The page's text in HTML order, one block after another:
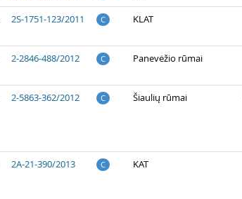
2S-1751-123/2011 C KLAT
2-2846-488/2012 C Panevėžio rūmai
2-5863-362/2012 C Šiaulių rūmai
2A-21-390/2013 C KAT